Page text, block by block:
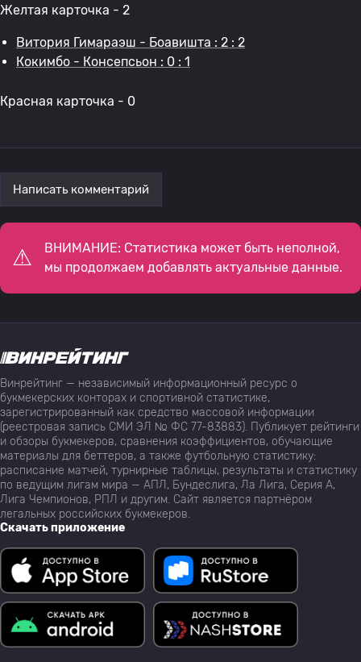
Желтая карточка - 2
Витория Гимараэш - Боавишта : 2 : 2
Кокимбо - Консепсьон : 0 : 1
Красная карточка - 0
Написать комментарий
ВНИМАНИЕ: Статистика может быть неполной,
мы продолжаем добавлять актуальные данные.
Винрейтинг — независимый информационный ресурс о
букмекерских конторах и спортивной статистике,
зарегистрированный как средство массовой информации
(реестровая запись СМИ ЭЛ № ФС 77-83883). Публикует рейтинги
и обзоры букмекеров, сравнения коэффициентов, обучающие
материалы для беттеров, а также футбольную статистику:
расписание матчей, турнирные таблицы, результаты и статистику
по ведущим лигам мира — АПЛ, Бундеслига, Ла Лига, Серия А,
Лига Чемпионов, РПЛ и другим. Сайт является партнёром
легальных российских букмекеров.
Скачать приложение